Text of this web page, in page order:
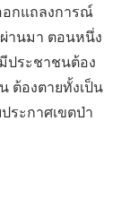
อกแถลงการณ์
านมา ตอนหนึ่ง
ประชาชนต้อง
ต้องตายทั้งเป็น
ระกาศเขตป่า